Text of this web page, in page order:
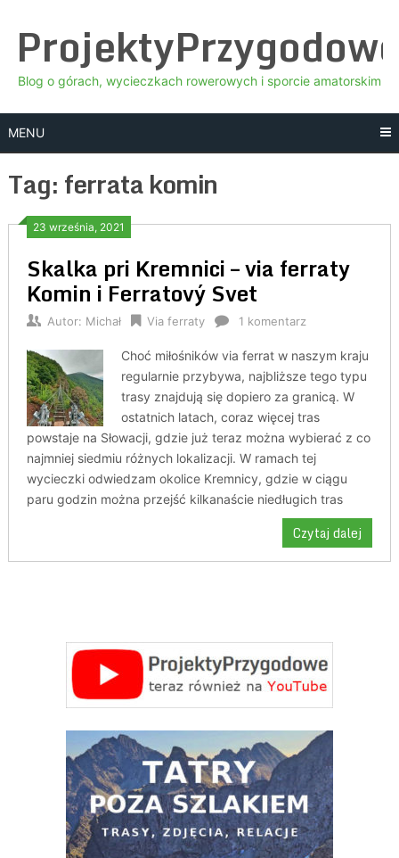
content
Blog o górach, wycieczkach rowerowych i sporcie amatorskim
MENU
Tag:ferrata komin
23 września, 2021
Skalka pri Kremnici – via ferraty
Komin i Ferratový Svet
Autor: Michał Via ferraty 1 komentarz
Choć miłośników via ferrat w naszym kraju
regularnie przybywa, najbliższe tego typu
trasy znajdują się dopiero za granicą. W
ostatnich latach, coraz więcej tras
powstaje na Słowacji, gdzie już teraz można wybierać z co
najmniej siedmiu różnych lokalizacji. W ramach tej
wycieczki odwiedzam okolice Kremnicy, gdzie w ciągu
paru godzin można przejść kilkanaście niedługich tras
Czytaj dalej